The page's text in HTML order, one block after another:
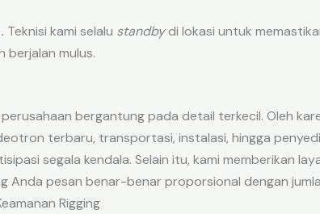
Teknisi kami selalu standbydi lokasi untuk
berjalan mulus.
bergantung pada detail terkecil. Oleh
terbaru, transportasi, instalasi, hingga
segala kendala. Selain itu, kami memberikan
Anda pesan benar-benar proporsional dengan
Rigging